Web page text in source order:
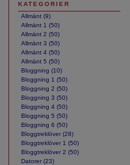
KATEGORIER
Allmänt (9)
Allmänt 1 (50)
Allmänt 2 (50)
Allmänt 3 (50)
Allmänt 4 (50)
Allmänt 5 (50)
Bloggning (10)
Bloggning 1 (50)
Bloggning 2 (50)
Bloggning 3 (50)
Bloggning 4 (50)
Bloggning 5 (50)
Bloggning 6 (50)
Bloggtreklöver (28)
Bloggtreklöver 1 (50)
Bloggtreklöver 2 (50)
Datorer (23)